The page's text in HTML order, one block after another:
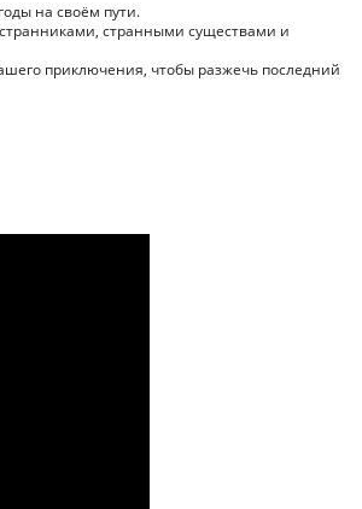
на своём пути.
странными существами и
приключения, чтобы разжечь последний